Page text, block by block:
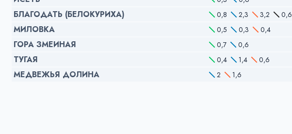
БЛАГОДАТЬ (БЕЛОКУРИХА) 0,8 2,3 3,2 0,6
МИЛОВКА 0,5 0,3 0,4
ГОРА ЗМЕИНАЯ 0,7 0,6
ТУГАЯ 0,4 1,4 0,6
МЕДВЕЖЬЯ ДОЛИНА 2 1,6